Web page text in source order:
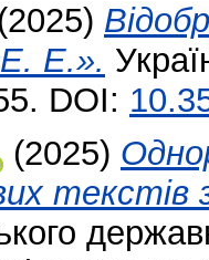
(2025)
Е.».
DOI:
(2025)